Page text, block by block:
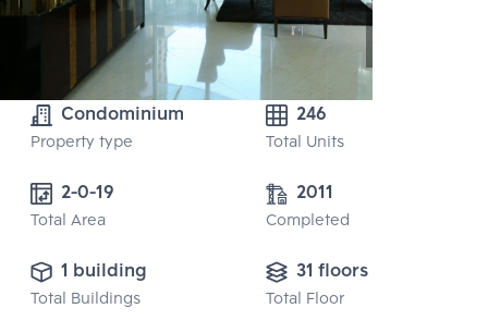
Condominium
Property type
246
Total Units
Total Area
2011
Completed
1 building
Total Buildings
31 floors
Total Floor